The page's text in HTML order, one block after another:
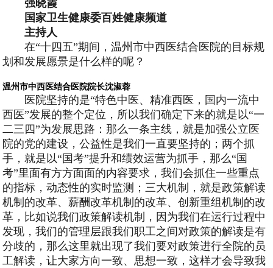
强晓霞
国家卫生健康委百姓健康频道
主持人
在“十四五”期间，温州市中西医结合医院的目标规
划和发展愿景是什么样的呢？
温州市中西医结合医院院长沈淑蓉
医院坚持的是“特色中医、精准西医，国内一流中
西医”发展的整个定位，所以我们确定下来的就是以“一
二三四”为发展思路：那么一条主线，就是加强公立医
院的党的建设，公益性是我们一直要坚持的；两个抓
手，就是以“国考”提升和绩效运营为抓手，那么“国
考”里面有方方面面的内容要求，我们会抓住一些重点
的指标，动态性的实时监测；三大机制，就是政策解读
机制的改革、薪酬改革机制的改革、创新重组机制的改
革，比如说我们政策解读机制，因为我们在运行过程中
发现，我们的管理层跟我们职工之间对政策的解读是有
分歧的，那么这里就出现了我们要对政策进行全院的员
工解读，让大家方向一致、思想一致，这样才会导致我